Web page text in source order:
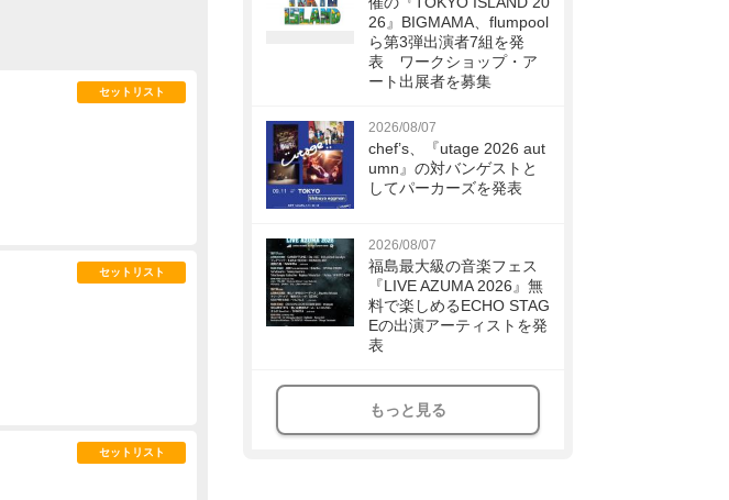
セットリスト
セットリスト
セットリスト
26』BIGMAMA、flumpool
ら第3弾出演者7組を発
表 ワークショップ・ア
ート出展者を募集
2026/08/07
chef’s、『utage 2026 aut
umn』の対バンゲストと
してパーカーズを発表
2026/08/07
福島最大級の音楽フェス
『LIVE AZUMA 2026』無
料で楽しめるECHO STAG
Eの出演アーティストを発
表
もっと見る